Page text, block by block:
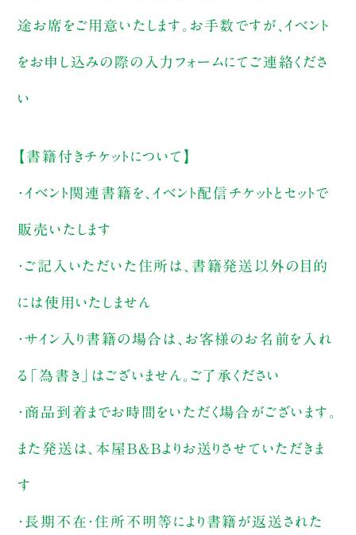
途お席をご用意いたします。お手数ですが、イベント
をお申し込みの際の入力フォームにてご連絡くださ
い
【書籍付きチケットについて】
・イベント関連書籍を、イベント配信チケットとセットで
販売いたします
・ご記入いただいた住所は、書籍発送以外の目的
には使用いたしません
・サイン入り書籍の場合は、お客様のお名前を入れ
る「為書き」はございません。ご了承ください
・商品到着までお時間をいただく場合がございます。
また発送は、本屋B&Bよりお送りさせていただきま
す
・長期不在・住所不明等により書籍が返送された